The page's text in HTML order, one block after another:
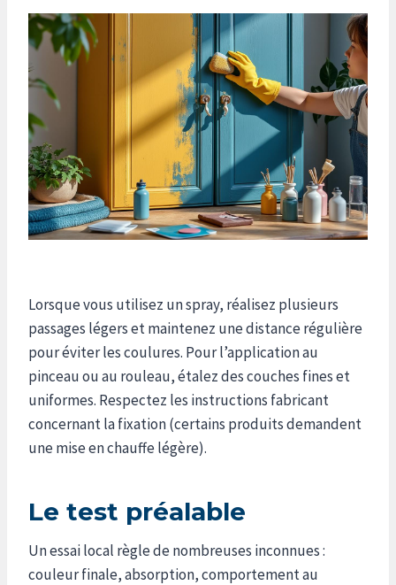
Lorsque vous utilisez un spray, réalisez plusieurs
passages légers et maintenez une distance régulière
pour éviter les coulures. Pour l’application au
pinceau ou au rouleau, étalez des couches fines et
uniformes. Respectez les instructions fabricant
concernant la fixation (certains produits demandent
une mise en chauffe légère).
Le test préalable
Un essai local règle de nombreuses inconnues :
couleur finale, absorption, comportement au